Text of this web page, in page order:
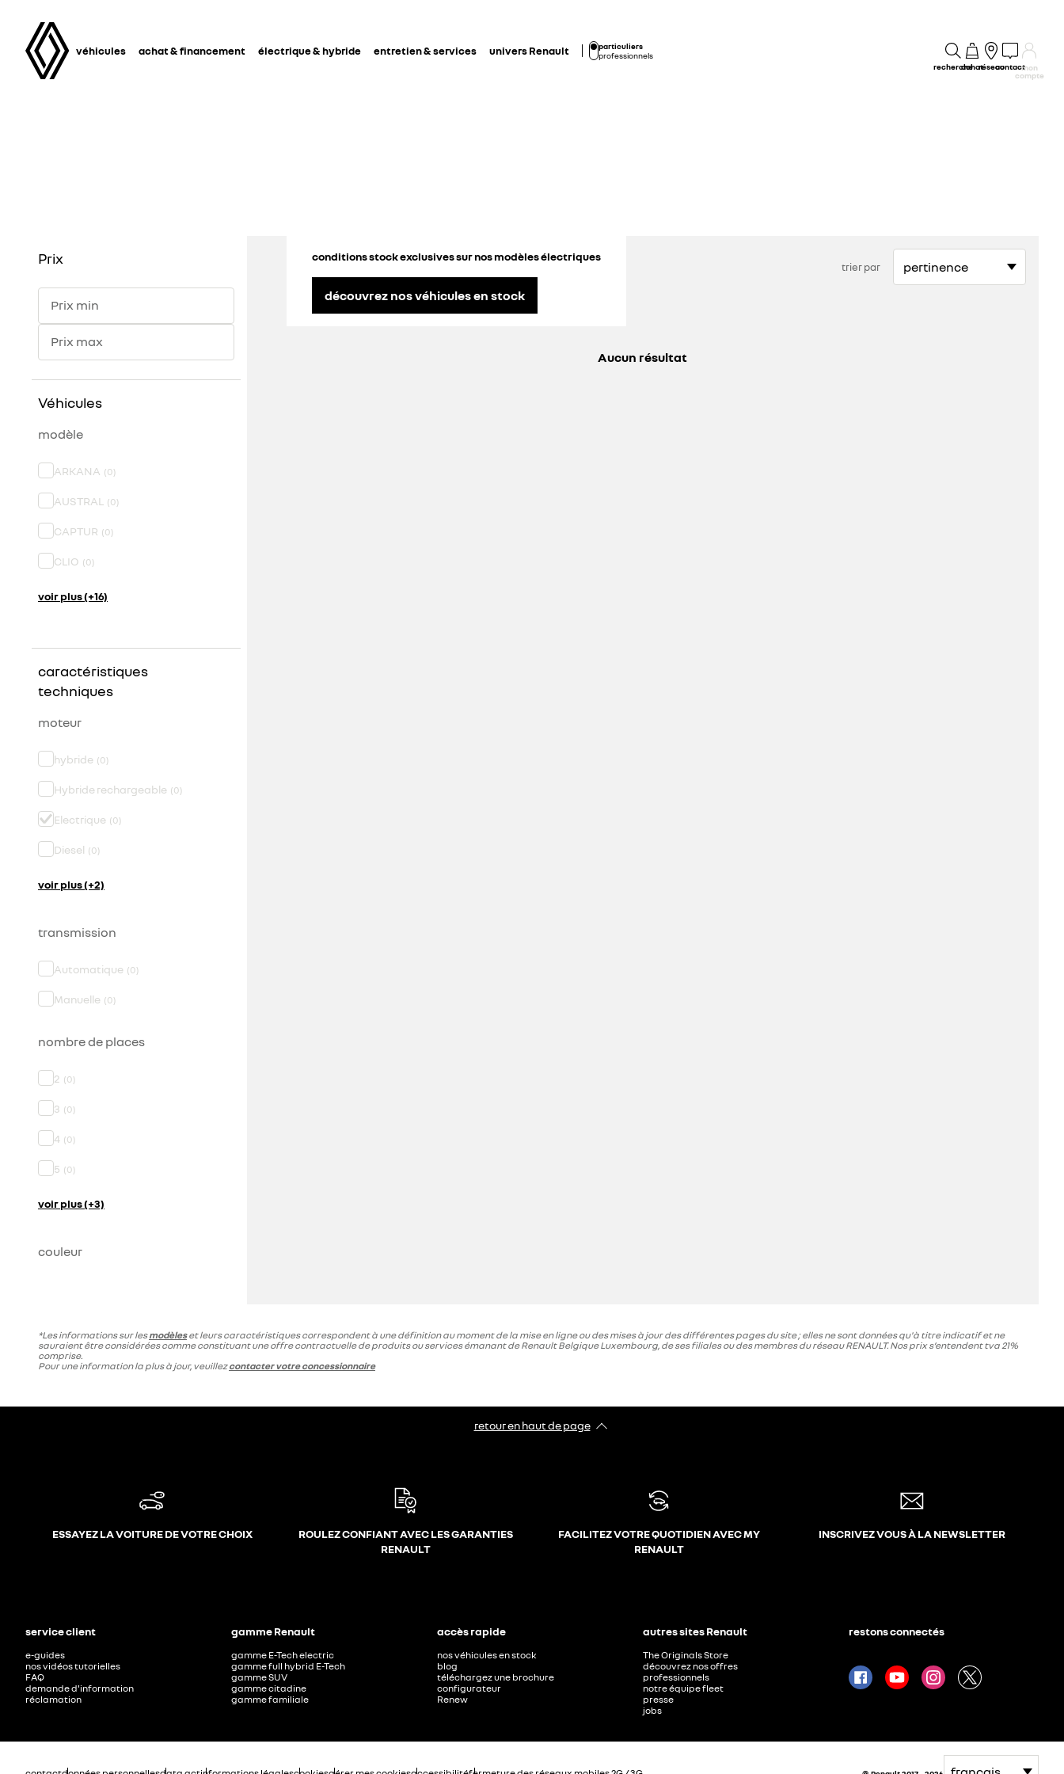
véhicules achat & financement électrique & hybride entretien & services univers Renault
particuliers
professionnels
rechercheachatréseaucontactmon
compte
Prix
Prix min
Prix max
Véhicules
modèle
ARKANA (0)
AUSTRAL (0)
CAPTUR (0)
CLIO (0)
voir plus (+16)
caractéristiques
techniques
moteur
hybride (0)
Hybride rechargeable (0)
Electrique (0)
Diesel (0)
voir plus (+2)
transmission
Automatique (0)
Manuelle (0)
nombre de places
2 (0)
3 (0)
4 (0)
5 (0)
voir plus (+3)
couleur
conditions stock exclusives sur nos modèles électriques
découvrez nos véhicules en stock
trier par
Aucun résultat
*Les informations sur lesmodèleset leurs caractéristiques correspondent à une définition au moment de la mise en ligne ou des mises à jour des différentes pages du site ; elles ne sont données qu'à titre indicatif et ne
sauraient être considérées comme constituant une offre contractuelle de produits ou services émanant de Renault Belgique Luxembourg, de ses filiales ou des membres du réseau RENAULT. Nos prix s’entendent tva 21%
comprise.
Pour une information la plus à jour, veuillezcontacter votre concessionnaire
retour en haut de page​
ESSAYEZ LA VOITURE DE VOTRE CHOIX
ROULEZ CONFIANT AVEC LES GARANTIES
RENAULT
FACILITEZ VOTRE QUOTIDIEN AVEC MY
RENAULT
INSCRIVEZ VOUS À LA NEWSLETTER
service client
e-guides
nos vidéos tutorielles
FAQ
demande d'information
réclamation
gamme Renault
gamme E-Tech electric
gamme full hybrid E-Tech
gamme SUV
gamme citadine
gamme familiale
accès rapide
nos véhicules en stock
blog
téléchargez une brochure
configurateur
Renew
autres sites Renault
The Originals Store
découvrez nos offres
professionnels
notre équipe fleet
presse
jobs
restons connectés